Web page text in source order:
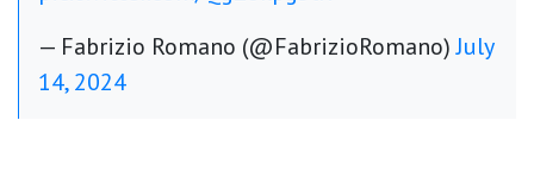
— Fabrizio Romano (@FabrizioRomano)July
14, 2024